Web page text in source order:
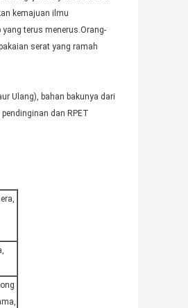
kemajuan ilmu
terus menerus.Orang-
serat yang ramah
Ulang), bahan bakunya dari
dan RPET